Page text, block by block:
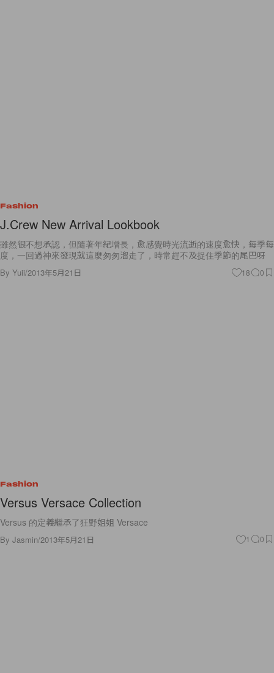
Fashion
J.Crew New Arrival Lookbook
雖然很不想承認，但隨著年紀增長，愈感覺時光流逝的速度愈快，每季每
度，一回過神來發現就這麼匆匆溜走了，時常趕不及捉住季節的尾巴呀
By Yuii/2013年5月21日 18 0
Fashion
Versus Versace Collection
Versus 的定義繼承了狂野姐姐 Versace
By Jasmin/2013年5月21日 1 0